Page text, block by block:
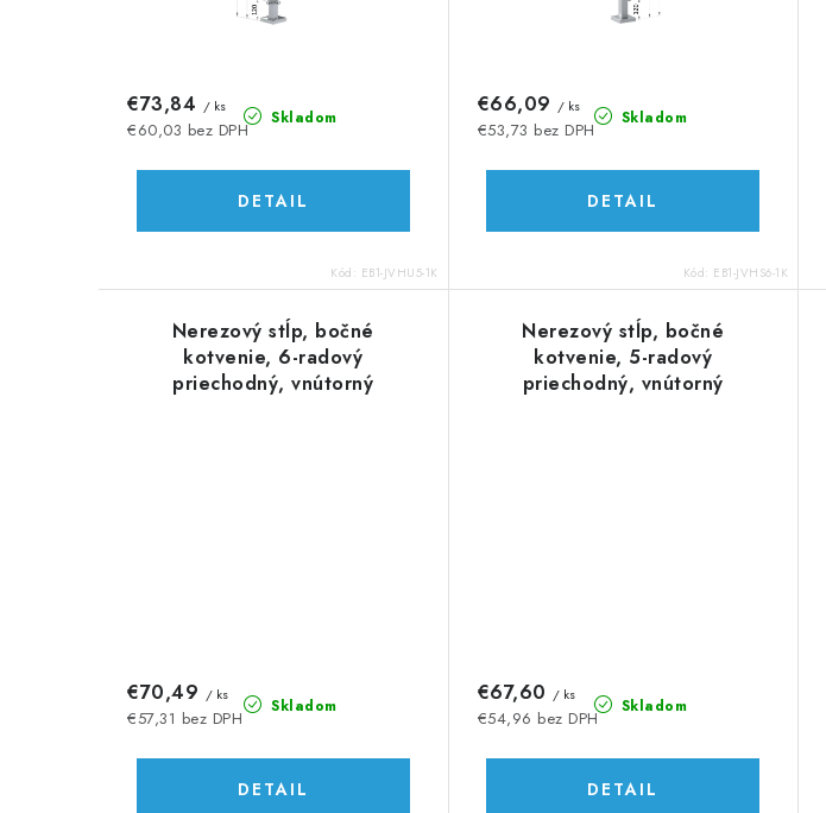
o
v
Skladom
€60,03 bez DPH
€73,84 / ks
DETAIL
Kód: EB1-JVHU5-1K
Skladom
€53,73 bez DPH
€66,09 / ks
DETAIL
Kód: EB1-JVHS6-1K
Nerezový stĺp, bočné
kotvenie, 6-radový
priechodný, vnútorný
Skladom
€57,31 bez DPH
€70,49 / ks
DETAIL
Nerezový stĺp, bočné
kotvenie, 5-radový
priechodný, vnútorný
Skladom
€54,96 bez DPH
€67,60 / ks
DETAIL